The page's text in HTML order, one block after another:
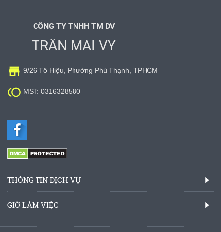
CÔNG TY TNHH TM DV
TRẦN MAI VY
 9/26 Tô Hiệu, Phường Phú Thạnh, TPHCM
 MST: 0316328580
THÔNG TIN DỊCH VỤ
GIỜ LÀM VIỆC